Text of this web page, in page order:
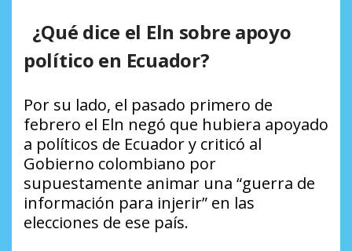
¿Qué dice el Eln sobre apoyo
político en Ecuador?
Por su lado, el pasado primero de
febrero el Eln negó que hubiera apoyado
a políticos de Ecuador y criticó al
Gobierno colombiano por
supuestamente animar una “guerra de
información para injerir” en las
elecciones de ese país.